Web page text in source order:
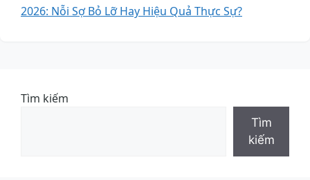
2026: Nỗi Sợ Bỏ Lỡ Hay Hiệu Quả Thực Sự?
Tìm kiếm
Tìm
kiếm